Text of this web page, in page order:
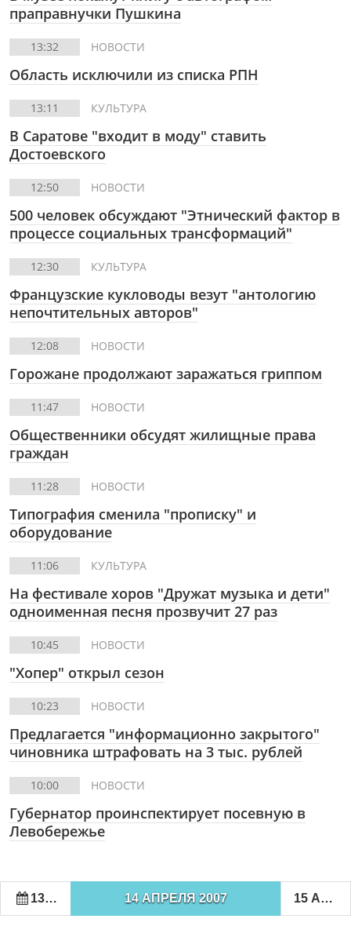
праправнучки Пушкина
13:32 НОВОСТИ
Область исключили из списка РПН
13:11 КУЛЬТУРА
В Саратове "входит в моду" ставить
Достоевского
12:50 НОВОСТИ
500 человек обсуждают "Этнический фактор в
процессе социальных трансформаций"
12:30 КУЛЬТУРА
Французские кукловоды везут "антологию
непочтительных авторов"
12:08 НОВОСТИ
Горожане продолжают заражаться гриппом
11:47 НОВОСТИ
Общественники обсудят жилищные права
граждан
11:28 НОВОСТИ
Типография сменила "прописку" и
оборудование
11:06 КУЛЬТУРА
На фестивале хоров "Дружат музыка и дети"
одноименная песня прозвучит 27 раз
10:45 НОВОСТИ
"Хопер" открыл сезон
10:23 НОВОСТИ
Предлагается "информационно закрытого"
чиновника штрафовать на 3 тыс. рублей
10:00 НОВОСТИ
Губернатор проинспектирует посевную в
Левобережье
13 АПРЕЛЯ 2007 14 АПРЕЛЯ 2007 15 АПРЕЛЯ 2007